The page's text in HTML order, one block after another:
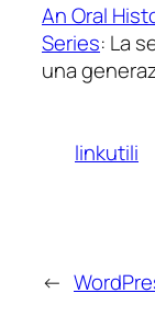
An Oral
Series: La
una
linkutili
←